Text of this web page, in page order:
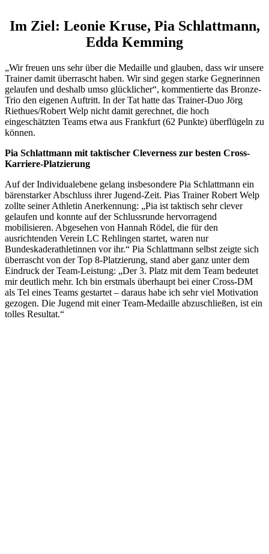
Im Ziel: Leonie Kruse, Pia Schlattmann,
Edda Kemming
„Wir freuen uns sehr über die Medaille und glauben, dass wir unsere
Trainer damit überrascht haben. Wir sind gegen starke Gegnerinnen
gelaufen und deshalb umso glücklicher“, kommentierte das Bronze-
Trio den eigenen Auftritt. In der Tat hatte das Trainer-Duo Jörg
Riethues/Robert Welp nicht damit gerechnet, die hoch
eingeschätzten Teams etwa aus Frankfurt (62 Punkte) überflügeln zu
können.
Pia Schlattmann mit taktischer Cleverness zur besten Cross-
Karriere-Platzierung
Auf der Individualebene gelang insbesondere Pia Schlattmann ein
bärenstarker Abschluss ihrer Jugend-Zeit. Pias Trainer Robert Welp
zollte seiner Athletin Anerkennung: „Pia ist taktisch sehr clever
gelaufen und konnte auf der Schlussrunde hervorragend
mobilisieren. Abgesehen von Hannah Rödel, die für den
ausrichtenden Verein LC Rehlingen startet, waren nur
Bundeskaderathletinnen vor ihr.“ Pia Schlattmann selbst zeigte sich
überrascht von der Top 8-Platzierung, stand aber ganz unter dem
Eindruck der Team-Leistung: „Der 3. Platz mit dem Team bedeutet
mir deutlich mehr. Ich bin erstmals überhaupt bei einer Cross-DM
als Tel eines Teams gestartet – daraus habe ich sehr viel Motivation
gezogen. Die Jugend mit einer Team-Medaille abzuschließen, ist ein
tolles Resultat.“